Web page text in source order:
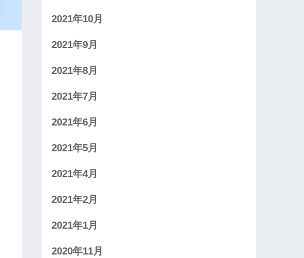
2021年10月
2021年9月
2021年8月
2021年7月
2021年6月
2021年5月
2021年4月
2021年2月
2021年1月
2020年11月